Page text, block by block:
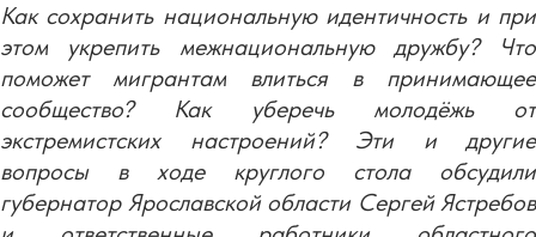
Как сохранить национальную идентичность и при
этом укрепить межнациональную дружбу? Что
поможет мигрантам влиться в принимающее
сообщество? Как уберечь молодёжь от
экстремистских настроений? Эти и другие
вопросы в ходе круглого стола обсудили
губернатор Ярославской области Сергей Ястребов